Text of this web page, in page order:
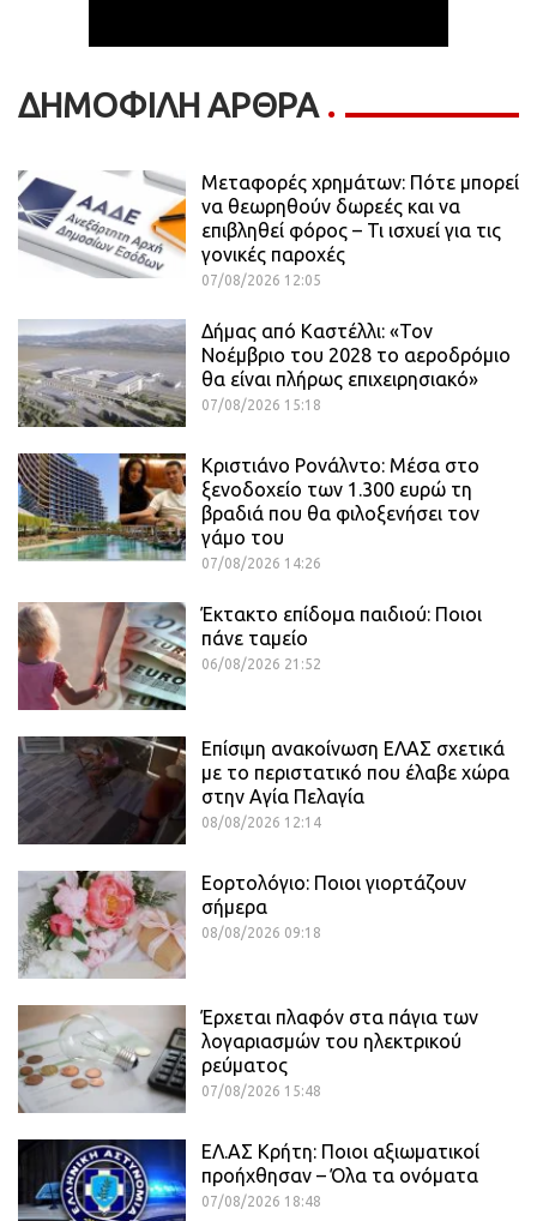
ΔΗΜΟΦΙΛΗ ΑΡΘΡΑ
Μεταφορές χρημάτων: Πότε μπορεί
να θεωρηθούν δωρεές και να
επιβληθεί φόρος – Τι ισχυεί για τις
γονικές παροχές
07/08/2026 12:05
Δήμας από Καστέλλι: «Τον
Νοέμβριο του 2028 το αεροδρόμιο
θα είναι πλήρως επιχειρησιακό»
07/08/2026 15:18
Κριστιάνο Ρονάλντο: Μέσα στο
ξενοδοχείο των 1.300 ευρώ τη
βραδιά που θα φιλοξενήσει τον
γάμο του
07/08/2026 14:26
Έκτακτο επίδομα παιδιού: Ποιοι
πάνε ταμείο
06/08/2026 21:52
Επίσιμη ανακοίνωση ΕΛΑΣ σχετικά
με το περιστατικό που έλαβε χώρα
στην Αγία Πελαγία
08/08/2026 12:14
Εορτολόγιο: Ποιοι γιορτάζουν
σήμερα
08/08/2026 09:18
Έρχεται πλαφόν στα πάγια των
λογαριασμών του ηλεκτρικού
ρεύματος
07/08/2026 15:48
ΕΛ.ΑΣ Κρήτη: Ποιοι αξιωματικοί
προήχθησαν – Όλα τα ονόματα
07/08/2026 18:48